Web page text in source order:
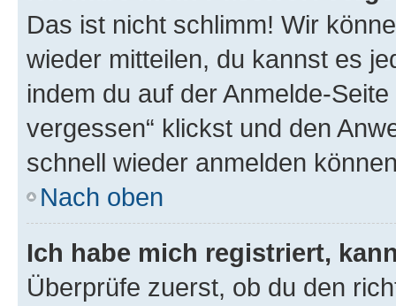
Das ist nicht schlimm! Wir
wieder mitteilen, du kannst es
indem du auf der Anmelde-
vergessen“ klickst und den
schnell wieder anmelden
Nach oben
Ich habe mich registriert,
Überprüfe zuerst, ob du den